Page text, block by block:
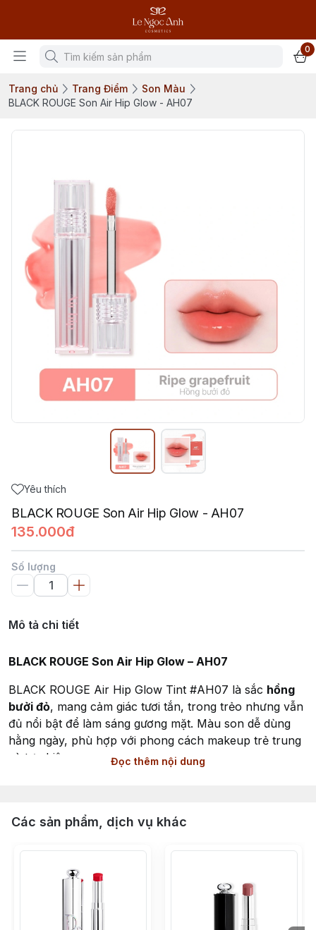
0
Trang chủ Trang Điểm
Son Màu
BLACK ROUGE Son Air Hip Glow - AH07
Yêu thích
BLACK ROUGE Son Air Hip Glow - AH07
135.000đ
Số lượng
Mô tả chi tiết
BLACK ROUGE Son Air Hip Glow – AH07
BLACK ROUGE Air Hip Glow Tint #AH07 là sắc hồng
bưởi đỏ, mang cảm giác tươi tắn, trong trẻo nhưng vẫn
đủ nổi bật để làm sáng gương mặt. Màu son dễ dùng
hằng ngày, phù hợp với phong cách makeup trẻ trung
và tự nhiên.
Chất son:
Tint bóng mỏng nhẹ, tạo hiệu ứng môi
mọng, ngậm nước , có lớp màu stain giúp duy trì sắc
môi sau khi lớp bóng phai dần.
Phong cách:Trong trẻo – trẻ trung – nữ tính – tươi tắn.
Dễ dùng với nhiều tone da, đặc biệt hợp các
kiểu makeup tone hồng, hồng đỏ hoặc makeup tự
Đọc thêm nội dung
Các sản phẩm, dịch vụ khác